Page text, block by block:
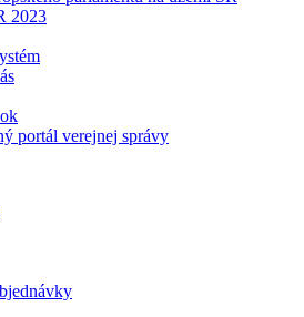
2023
portál verejnej správy